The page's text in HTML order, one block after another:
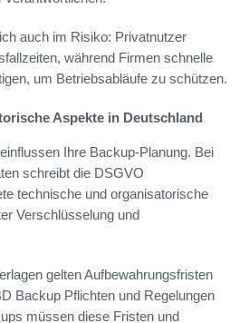
auch im Risiko: Privatnutzer
während Firmen schnelle
um Betriebsabläufe zu schützen.
Aspekte in Deutschland
Ihre Backup-Planung. Bei
schreibt die DSGVO
technische und organisatorische
Verschlüsselung und
gelten Aufbewahrungsfristen
Backup Pflichten und Regelungen
müssen diese Fristen und